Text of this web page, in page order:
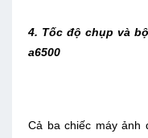
4. Tốc độ chụp và
a6500
Cả ba chiếc máy ảnh